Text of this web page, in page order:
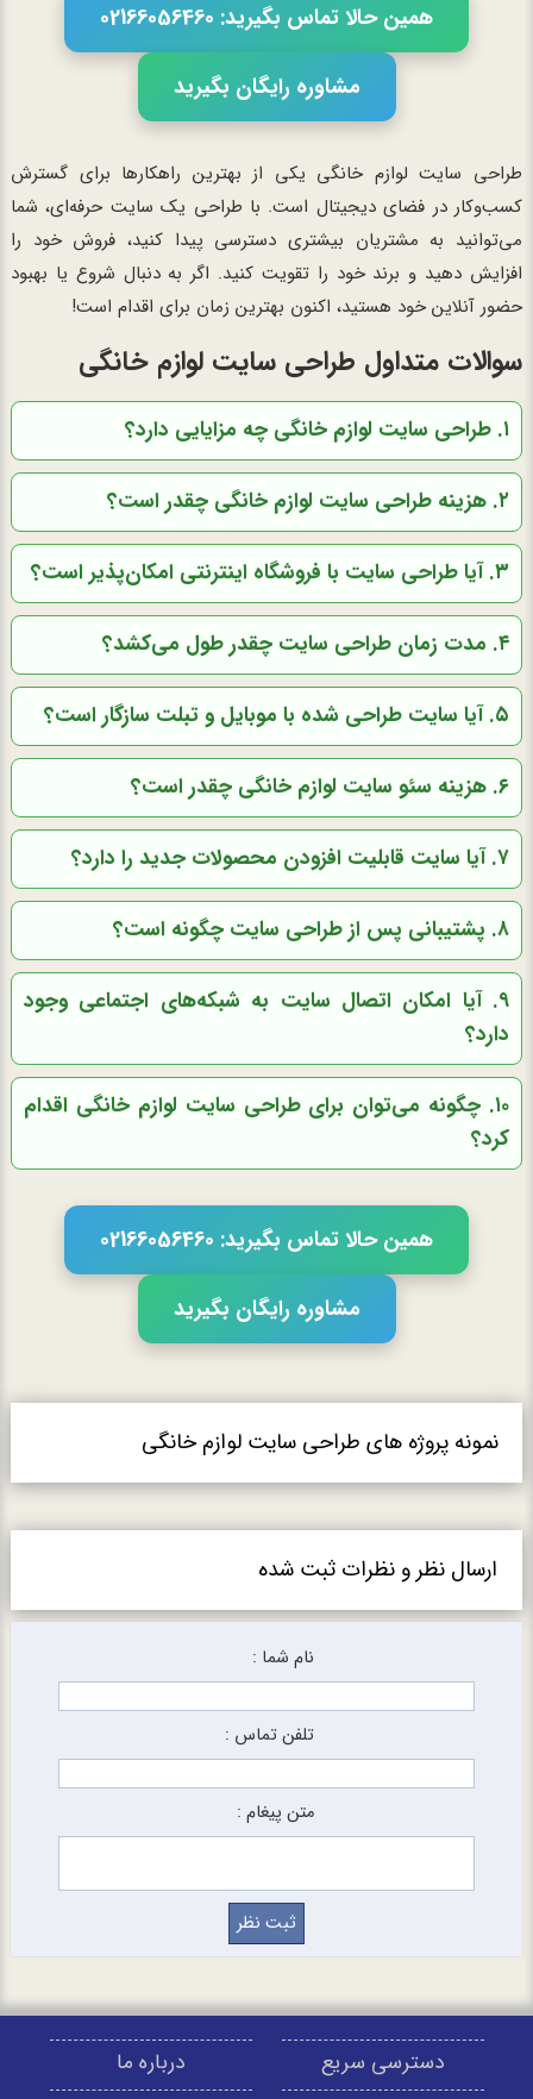
همین حالا تماس بگیرید: 02166056460
مشاوره رایگان بگیرید
طراحی سایت لوازم خانگی یکی از بهترین راهکارها برای گسترش
کسب‌وکار در فضای دیجیتال است. با طراحی یک سایت حرفه‌ای، شما
می‌توانید به مشتریان بیشتری دسترسی پیدا کنید، فروش خود را
افزایش دهید و برند خود را تقویت کنید. اگر به دنبال شروع یا بهبود
حضور آنلاین خود هستید، اکنون بهترین زمان برای اقدام است!
سوالات متداول طراحی سایت لوازم خانگی
۱. طراحی سایت لوازم خانگی چه مزایایی دارد؟
۲. هزینه طراحی سایت لوازم خانگی چقدر است؟
۳. آیا طراحی سایت با فروشگاه اینترنتی امکان‌پذیر است؟
۴. مدت زمان طراحی سایت چقدر طول می‌کشد؟
۵. آیا سایت طراحی شده با موبایل و تبلت سازگار است؟
۶. هزینه سئو سایت لوازم خانگی چقدر است؟
۷. آیا سایت قابلیت افزودن محصولات جدید را دارد؟
۸. پشتیبانی پس از طراحی سایت چگونه است؟
۹. آیا امکان اتصال سایت به شبکه‌های اجتماعی وجود
دارد؟
۱۰. چگونه می‌توان برای طراحی سایت لوازم خانگی اقدام
کرد؟
همین حالا تماس بگیرید: 02166056460
مشاوره رایگان بگیرید
نمونه پروژه های طراحی سایت لوازم خانگی
ارسال نظر و نظرات ثبت شده
نام شما :
تلفن تماس :
متن پیغام :
دسترسی سریع درباره ما